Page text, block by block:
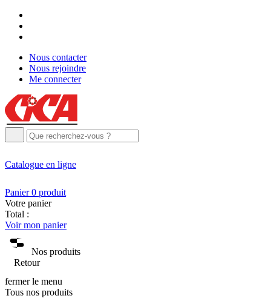
Nous contacter
Nous rejoindre
Me connecter
Catalogue en ligne
Panier 0 produit
Votre panier
Total :
Voir mon panier
Nos produits
Retour
fermer le menu
Tous nos produits